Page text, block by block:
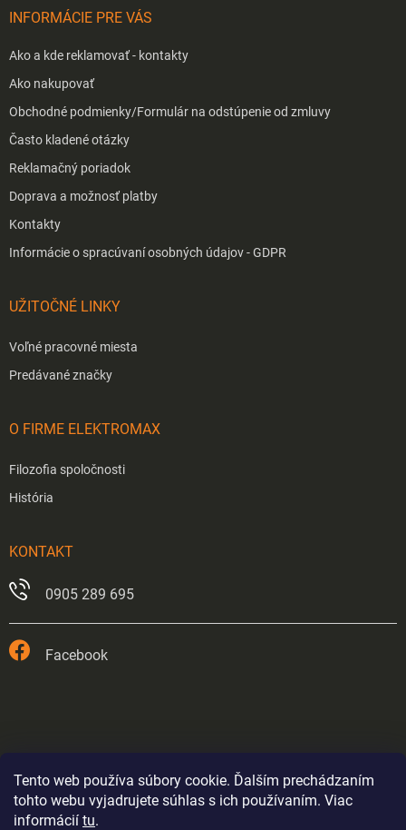
Tento web používa súbory cookie. Ďalším prechádzaním
tohto webu vyjadrujete súhlas s ich používaním. Viac
informácií tu.
INFORMÁCIE PRE VÁS
Ako a kde reklamovať - kontakty
Ako nakupovať
Obchodné podmienky/Formulár na odstúpenie od zmluvy
Často kladené otázky
Reklamačný poriadok
Doprava a možnosť platby
Kontakty
Informácie o spracúvaní osobných údajov - GDPR
UŽITOČNÉ LINKY
Voľné pracovné miesta
Predávané značky
O FIRME ELEKTROMAX
Filozofia spoločnosti
História
KONTAKT
0905 289 695
Facebook